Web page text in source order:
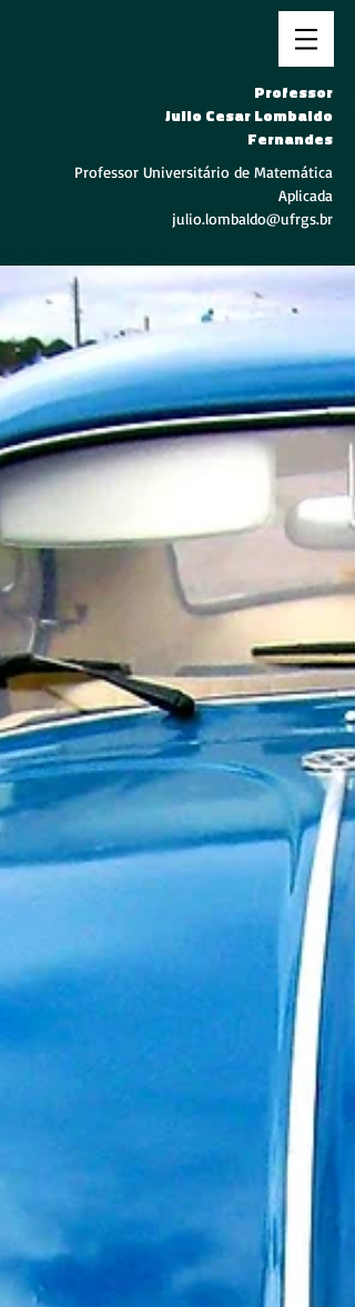
Professor
Julio Cesar Lombaldo
Fernandes
Professor Universitário de Matemática
Aplicada
julio.lombaldo@ufrgs.br